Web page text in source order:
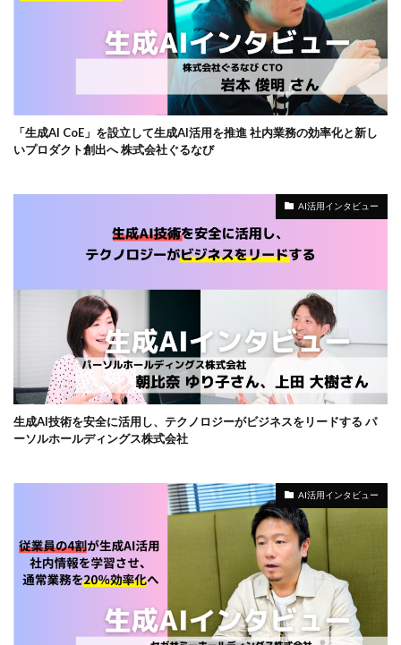
「生成AI CoE」を設立して生成AI活用を推進 社内業務の効率化と新し
いプロダクト創出へ 株式会社ぐるなび
AI活用インタビュー
生成AI技術を安全に活用し、テクノロジーがビジネスをリードする パ
ーソルホールディングス株式会社
AI活用インタビュー